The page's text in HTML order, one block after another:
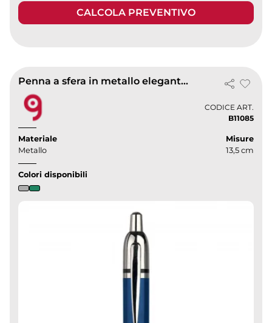
CALCOLA PREVENTIVO
Penna a sfera in metallo elegante e durevole
CODICE ART.
B11085
Materiale
Metallo
Misure
13,5 cm
Colori disponibili